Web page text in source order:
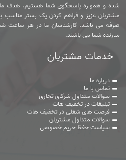
شده و همواره پاسخگوی شما هستیم. هدف
مشتریان عزیز و فراهم کردن یک بستر مناسب
صرفه می باشد. کارشناسان ما در هر ساعت
سازنده شما می باشند.
خدمات مشتریان
درباره ما
تماس با ما
سوالات متداول شرکای تجاری
تبلیغات در تخفیف هات
فرصت های شغلی در تخفیف هات
سوالات متداول مشتریان
سیاست حفظ حریم خصوصی